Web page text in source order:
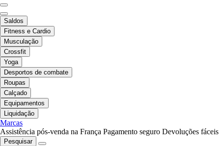
Saldos
Fitness e Cardio
Musculação
Crossfit
Yoga
Desportos de combate
Roupas
Calçado
Equipamentos
Liquidação
Marcas
Assistência pós-venda na França Pagamento seguro Devoluções fáceis
Pesquisar